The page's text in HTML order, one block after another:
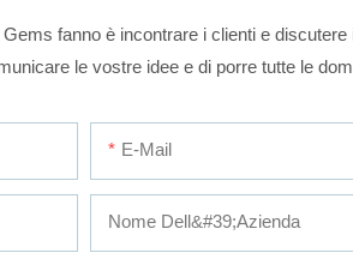
fanno è incontrare i clienti e
le vostre idee e di porre tutte le
E-Mail
Nome Dell&#39;azienda